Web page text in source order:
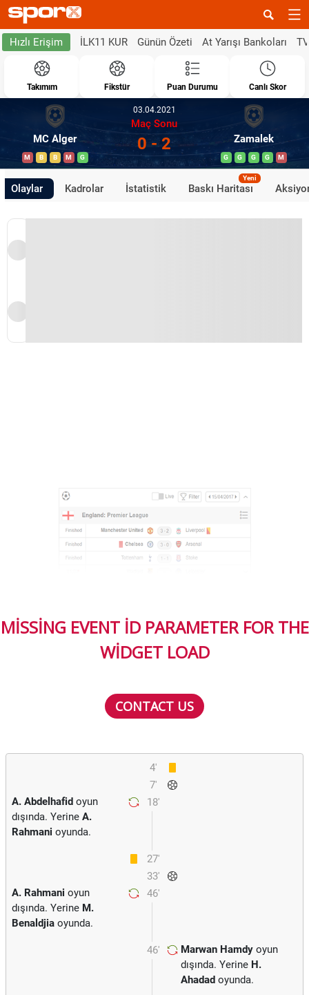
Hızlı Erişim İLK11 KUR Günün Özeti At Yarışı Bankoları
Takımım Fikstür Puan Durumu Canlı Skor
MC Alger
M B B M G
03.04.2021
Maç Sonu
0 - 2 Zamalek
G G G G M
Olaylar Kadrolar İstatistik Baskı Haritası
Yeni
MISSING EVENT ID PARAMETER FOR THE
WIDGET LOAD
CONTACT US
4'
7'
18'
A. Abdelhafid oyun
dışında. Yerine A.
Rahmani oyunda.
27'
33'
46'
A. Rahmani oyun
dışında. Yerine M.
Benaldjia oyunda.
46' Marwan Hamdy oyun
dışında. Yerine H.
Ahadad oyunda.